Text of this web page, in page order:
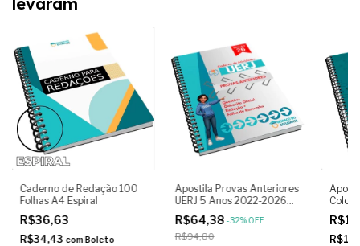
Caderno de Redação 100
Folhas A4 Espiral
R$36,63
R$34,43 com Boleto
Apostila Provas Anteriores
UERJ 5 Anos 2022‑2026
Edição 2026 Colorido +
Gabarito Oficial
R$64,38 -32%OFF
R$94,80
Anos